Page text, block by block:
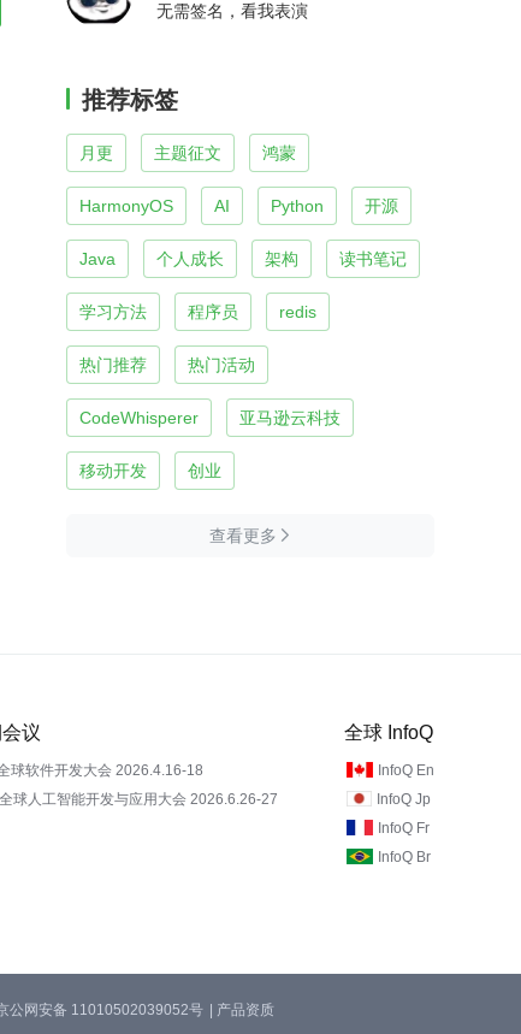
无需签名，看我表演
推荐标签
月更 主题征文 鸿蒙
HarmonyOS AI Python 开源
Java 个人成长 架构 读书笔记
学习方法 程序员 redis
热门推荐 热门活动
CodeWhisperer 亚马逊云科技
移动开发 创业
查看更多 
会议
球软件开发大会 2026.4.16-18
球人工智能开发与应用大会 2026.6.26-27
全球 InfoQ
InfoQ En
InfoQ Jp
InfoQ Fr
InfoQ Br
公网安备 11010502039052号 | 产品资质